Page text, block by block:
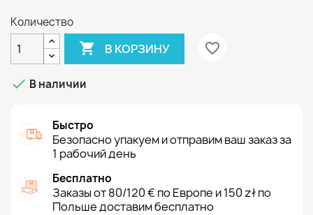
Количество
 В КОРЗИНУ favorite_border
 В наличии
Быстро
Безопасно упакуем и отправим ваш заказ за
1 рабочий день
Бесплатно
Заказы от 80/120 € по Европе и 150 zł по
Польше доставим бесплатно